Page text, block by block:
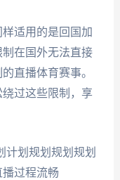
适用的是回国加
在国外无法直接
直播体育赛事。
过这些限制，享
计划规划规划规划
过程流畅